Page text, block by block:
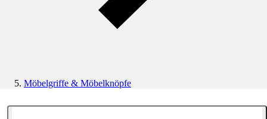
Möbelgriffe & Möbelknöpfe